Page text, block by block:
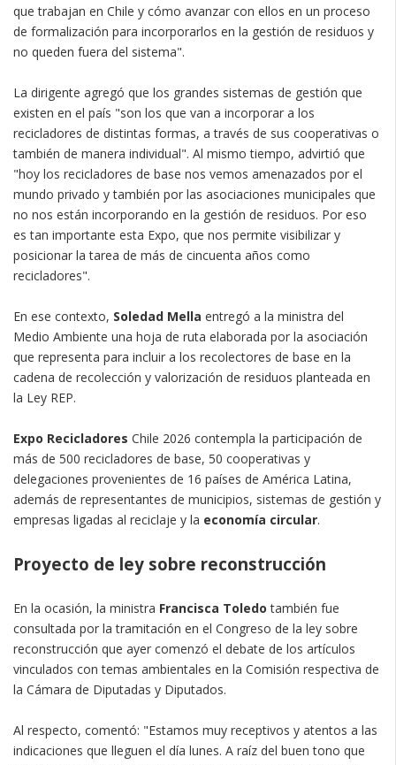
que trabajan en Chile y cómo avanzar con ellos en un proceso
de formalización para incorporarlos en la gestión de residuos y
no queden fuera del sistema".
La dirigente agregó que los grandes sistemas de gestión que
existen en el país "son los que van a incorporar a los
recicladores de distintas formas, a través de sus cooperativas o
también de manera individual". Al mismo tiempo, advirtió que
"hoy los recicladores de base nos vemos amenazados por el
mundo privado y también por las asociaciones municipales que
no nos están incorporando en la gestión de residuos. Por eso
es tan importante esta Expo, que nos permite visibilizar y
posicionar la tarea de más de cincuenta años como
recicladores".
En ese contexto, Soledad Mella entregó a la ministra del
Medio Ambiente una hoja de ruta elaborada por la asociación
que representa para incluir a los recolectores de base en la
cadena de recolección y valorización de residuos planteada en
la Ley REP.
Expo Recicladores Chile 2026 contempla la participación de
más de 500 recicladores de base, 50 cooperativas y
delegaciones provenientes de 16 países de América Latina,
además de representantes de municipios, sistemas de gestión y
empresas ligadas al reciclaje y la economía circular.
Proyecto de ley sobre reconstrucción
En la ocasión, la ministra Francisca Toledo también fue
consultada por la tramitación en el Congreso de la ley sobre
reconstrucción que ayer comenzó el debate de los artículos
vinculados con temas ambientales en la Comisión respectiva de
la Cámara de Diputadas y Diputados.
Al respecto, comentó: "Estamos muy receptivos y atentos a las
indicaciones que lleguen el día lunes. A raíz del buen tono que